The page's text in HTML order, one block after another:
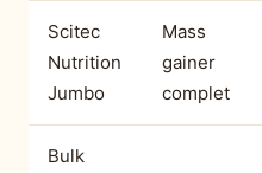
Scitec
Nutrition
Jumbo
Mass
gainer
complet
Bulk